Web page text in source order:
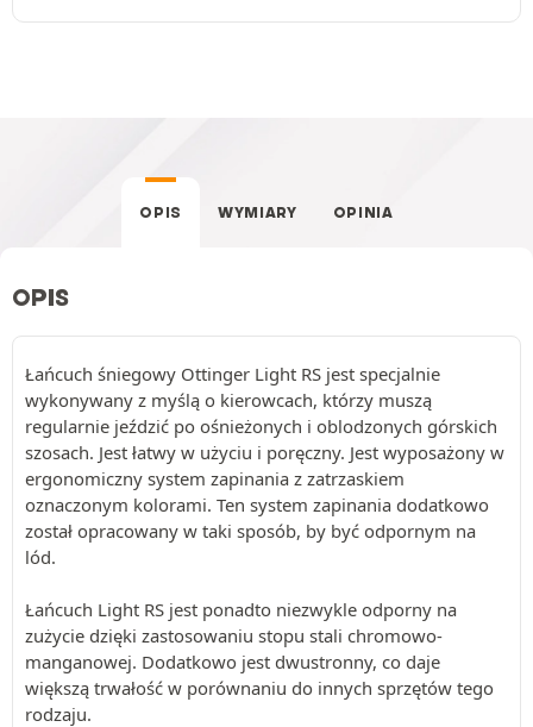
OPIS WYMIARY OPINIA
OPIS
Łańcuch śniegowy Ottinger Light RS jest specjalnie
wykonywany z myślą o kierowcach, którzy muszą
regularnie jeździć po ośnieżonych i oblodzonych górskich
szosach. Jest łatwy w użyciu i poręczny. Jest wyposażony w
ergonomiczny system zapinania z zatrzaskiem
oznaczonym kolorami. Ten system zapinania dodatkowo
został opracowany w taki sposób, by być odpornym na
lód.
Łańcuch Light RS jest ponadto niezwykle odporny na
zużycie dzięki zastosowaniu stopu stali chromowo-
manganowej. Dodatkowo jest dwustronny, co daje
większą trwałość w porównaniu do innych sprzętów tego
rodzaju.